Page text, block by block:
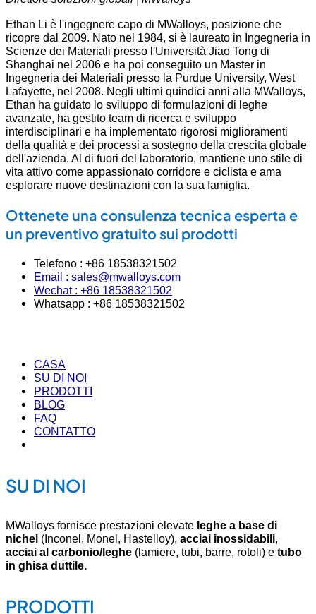
Ethan Li è l'ingegnere capo di MWalloys, posizione che
ricopre dal 2009. Nato nel 1984, si è laureato in Ingegneria in
Scienze dei Materiali presso l'Università Jiao Tong di
Shanghai nel 2006 e ha poi conseguito un Master in
Ingegneria dei Materiali presso la Purdue University, West
Lafayette, nel 2008. Negli ultimi quindici anni alla MWalloys,
Ethan ha guidato lo sviluppo di formulazioni di leghe
avanzate, ha gestito team di ricerca e sviluppo
interdisciplinari e ha implementato rigorosi miglioramenti
della qualità e dei processi a sostegno della crescita globale
dell'azienda. Al di fuori del laboratorio, mantiene uno stile di
vita attivo come appassionato corridore e ciclista e ama
esplorare nuove destinazioni con la sua famiglia.
Ottenete una consulenza tecnica esperta e
un preventivo gratuito sui prodotti
Telefono : +86 18538321502
Email : sales@mwalloys.com
Wechat : +86 18538321502
Whatsapp : +86 18538321502
CASA
SU DI NOI
PRODOTTI
BLOG
FAQ
CONTATTO
SU DI NOI
MWalloys fornisce prestazioni elevate leghe a base di
nichel (Inconel, Monel, Hastelloy), acciai inossidabili,
acciai al carbonio/leghe (lamiere, tubi, barre, rotoli) e tubo
in ghisa duttile.
PRODOTTI